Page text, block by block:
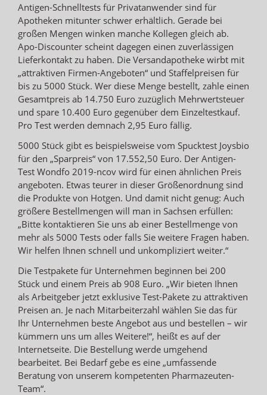
Antigen-Schnelltests für Privatanwender sind für
Apotheken mitunter schwer erhältlich. Gerade bei
großen Mengen winken manche Kollegen gleich ab.
Apo-Discounter scheint dagegen einen zuverlässigen
Lieferkontakt zu haben. Die Versandapotheke wirbt mit
„attraktiven Firmen-Angeboten“ und Staffelpreisen für
bis zu 5000 Stück. Wer diese Menge bestellt, zahle einen
Gesamtpreis ab 14.750 Euro zuzüglich Mehrwertsteuer
und spare 10.400 Euro gegenüber dem Einzeltestkauf.
Pro Test werden demnach 2,95 Euro fällig.
5000 Stück gibt es beispielsweise vom Spucktest Joysbio
für den „Sparpreis“ von 17.552,50 Euro. Der Antigen-
Test Wondfo 2019-ncov wird für einen ähnlichen Preis
angeboten. Etwas teurer in dieser Größenordnung sind
die Produkte von Hotgen. Und damit nicht genug: Auch
größere Bestellmengen will man in Sachsen erfüllen:
„Bitte kontaktieren Sie uns ab einer Bestellmenge von
mehr als 5000 Tests oder falls Sie weitere Fragen haben.
Wir helfen Ihnen schnell und unkompliziert weiter.“
Die Testpakete für Unternehmen beginnen bei 200
Stück und einem Preis ab 908 Euro. „Wir bieten Ihnen
als Arbeitgeber jetzt exklusive Test-Pakete zu attraktiven
Preisen an. Je nach Mitarbeiterzahl wählen Sie das für
Ihr Unternehmen beste Angebot aus und bestellen – wir
kümmern uns um alles Weitere!“, heißt es auf der
Internetseite. Die Bestellung werde umgehend
bearbeitet. Bei Bedarf gebe es eine „umfassende
Beratung von unserem kompetenten Pharmazeuten-
Team“.